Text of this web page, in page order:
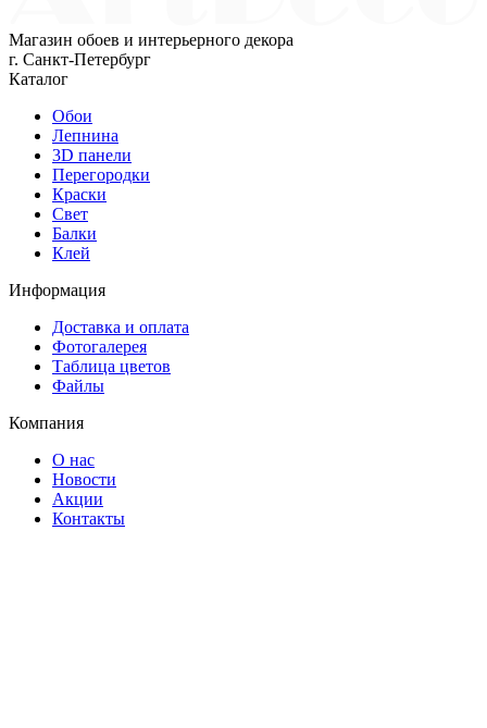
Магазин обоев и интерьерного декора
г. Санкт-Петербург
Каталог
Обои
Лепнина
3D панели
Перегородки
Краски
Свет
Балки
Клей
Информация
Доставка и оплата
Фотогалерея
Таблица цветов
Файлы
Компания
О нас
Новости
Акции
Контакты